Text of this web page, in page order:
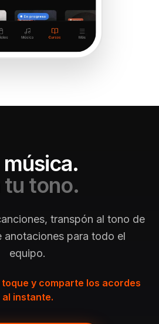
música.
tu tono.
transpón al tono de
anotaciones para todo el
equipo.
y comparte los acordes
al instante.